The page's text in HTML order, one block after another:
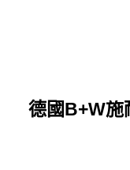
德國B+W施